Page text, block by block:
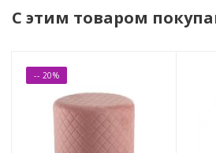
С этим товаром
-- 20%